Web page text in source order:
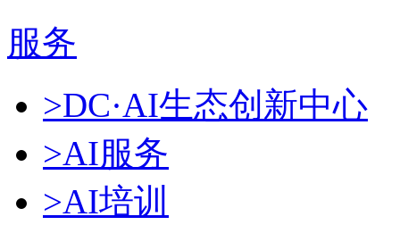
服务
>DC·AI生态创新中心
>AI服务
>AI培训